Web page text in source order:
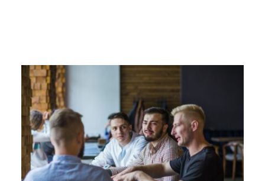
TOEVOEGEN AAN WINKELWAGEN / DETAILS